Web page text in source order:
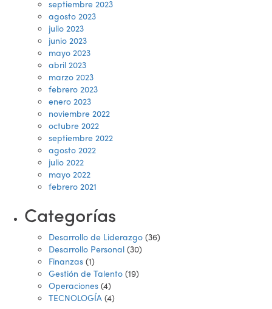
septiembre 2023
agosto 2023
julio 2023
junio 2023
mayo 2023
abril 2023
marzo 2023
febrero 2023
enero 2023
noviembre 2022
octubre 2022
septiembre 2022
agosto 2022
julio 2022
mayo 2022
febrero 2021
Categorías
Desarrollo de Liderazgo (36)
Desarrollo Personal (30)
Finanzas (1)
Gestión de Talento (19)
Operaciones (4)
TECNOLOGÍA (4)